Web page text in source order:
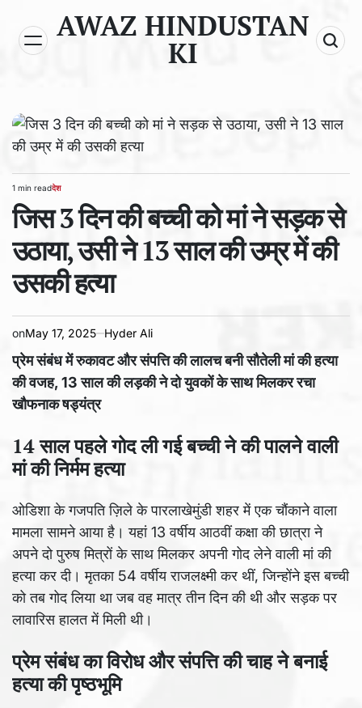
content
AWAZ HINDUSTAN
KI
Estimated
read
time
1 min readPOSTED
देश
जिस 3 दिन की बच्ची को मां ने सड़क से
उठाया, उसी ने 13 साल की उम्र में की
उसकी हत्या
onMay 17, 2025 Hyder Ali
प्रेम संबंध में रुकावट और संपत्ति की लालच बनी सौतेली मां की हत्या
की वजह, 13 साल की लड़की ने दो युवकों के साथ मिलकर रचा
खौफनाक षड्यंत्र
14 साल पहले गोद ली गई बच्ची ने की पालने वाली
मां की निर्मम हत्या
ओडिशा के गजपति ज़िले के पारलाखेमुंडी शहर में एक चौंकाने वाला
मामला सामने आया है। यहां 13 वर्षीय आठवीं कक्षा की छात्रा ने
अपने दो पुरुष मित्रों के साथ मिलकर अपनी गोद लेने वाली मां की
हत्या कर दी। मृतका 54 वर्षीय राजलक्ष्मी कर थीं, जिन्होंने इस बच्ची
को तब गोद लिया था जब वह मात्र तीन दिन की थी और सड़क पर
लावारिस हालत में मिली थी।
प्रेम संबंध का विरोध और संपत्ति की चाह ने बनाई
हत्या की पृष्ठभूमि